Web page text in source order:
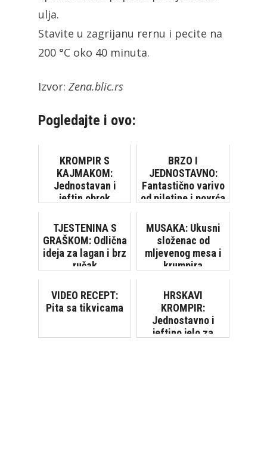
ulja.
Stavite u zagrijanu rernu i pecite na
200 °C oko 40 minuta.
Izvor: Zena.blic.rs
Pogledajte i ovo:
KROMPIR S
KAJMAKOM:
Jednostavan i
jeftin obrok
BRZO I
JEDNOSTAVNO:
Fantastično varivo
od piletine i povrća
TJESTENINA S
GRAŠKOM: Odlična
ideja za lagan i brz
ručak
MUSAKA: Ukusni
složenac od
mljevenog mesa i
krumpira
VIDEO RECEPT:
Pita sa tikvicama
HRSKAVI
KROMPIR:
Jednostavno i
jeftino jelo za